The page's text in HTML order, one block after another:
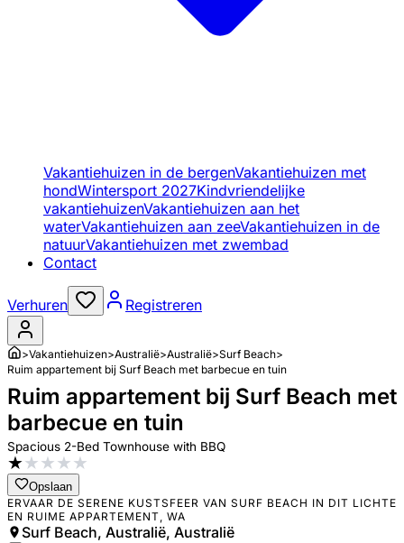
Vakantiehuizen in de bergenVakantiehuizen met
hondWintersport 2027Kindvriendelijke
vakantiehuizenVakantiehuizen aan het
waterVakantiehuizen aan zeeVakantiehuizen in de
natuurVakantiehuizen met zwembad
Contact
Verhuren Registreren
>Vakantiehuizen>Australië>Australië>Surf Beach>
Ruim appartement bij Surf Beach met barbecue en tuin
Ruim appartement bij Surf Beach met
barbecue en tuin
Spacious 2-Bed Townhouse with BBQ
★★★★★
Opslaan
ERVAAR DE SERENE KUSTSFEER VAN SURF BEACH IN DIT LICHTE
EN RUIME APPARTEMENT, WA
Surf Beach, Australië, Australië